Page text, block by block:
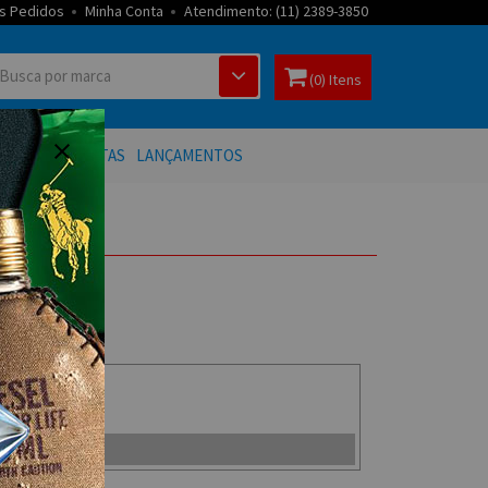
Pedidos Minha Conta Atendimento: (11) 2389-3850
(0) Itens
OFERTAS LANÇAMENTOS